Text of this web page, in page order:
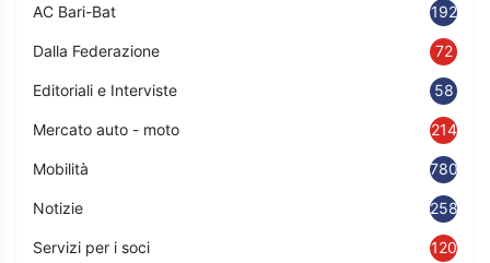
AC Bari-Bat 192
Dalla Federazione 72
Editoriali e Interviste 58
Mercato auto - moto 214
Mobilità 780
Notizie 2583
Servizi per i soci 120